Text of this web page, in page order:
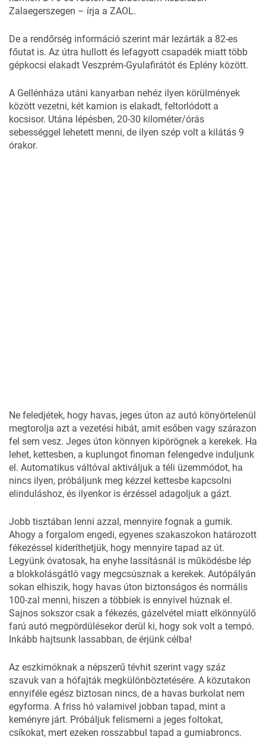
Zalaegerszegen – írja a ZAOL.
De a rendőrség információ szerint már lezárták a 82-es
főutat is. Az útra hullott és lefagyott csapadék miatt több
gépkocsi elakadt Veszprém-Gyulafirátót és Eplény között.
A Gellénháza utáni kanyarban nehéz ilyen körülmények
között vezetni, két kamion is elakadt, feltorlódott a
kocsisor. Utána lépésben, 20-30 kilométer/órás
sebességgel lehetett menni, de ilyen szép volt a kilátás 9
órakor.
Ne feledjétek, hogy havas, jeges úton az autó könyörtelenül
megtorolja azt a vezetési hibát, amit esőben vagy szárazon
fel sem vesz. Jeges úton könnyen kipörögnek a kerekek. Ha
lehet, kettesben, a kuplungot finoman felengedve induljunk
el. Automatikus váltóval aktiváljuk a téli üzemmódot, ha
nincs ilyen, próbáljunk meg kézzel kettesbe kapcsolni
elinduláshoz, és ilyenkor is érzéssel adagoljuk a gázt.
Jobb tisztában lenni azzal, mennyire fognak a gumik.
Ahogy a forgalom engedi, egyenes szakaszokon határozott
fékezéssel kideríthetjük, hogy mennyire tapad az út.
Legyünk óvatosak, ha enyhe lassításnál is működésbe lép
a blokkolásgátló vagy megcsúsznak a kerekek. Autópályán
sokan elhiszik, hogy havas úton biztonságos és normális
100-zal menni, hiszen a többiek is ennyivel húznak el.
Sajnos sokszor csak a fékezés, gázelvétel miatt elkönnyülő
farú autó megpördülésekor derül ki, hogy sok volt a tempó.
Inkább hajtsunk lassabban, de érjünk célba!
Az eszkimóknak a népszerű tévhit szerint vagy száz
szavuk van a hófajták megkülönböztetésére. A közutakon
ennyiféle egész biztosan nincs, de a havas burkolat nem
egyforma. A friss hó valamivel jobban tapad, mint a
keményre járt. Próbáljuk felismerni a jeges foltokat,
csíkokat, mert ezeken rosszabbul tapad a gumiabroncs.